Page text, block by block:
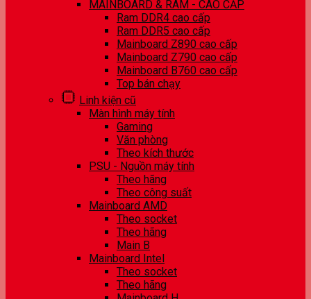
MAINBOARD & RAM - CAO CẤP
Ram DDR4 cao cấp
Ram DDR5 cao cấp
Mainboard Z890 cao cấp
Mainboard Z790 cao cấp
Mainboard B760 cao cấp
Top bán chạy
Linh kiện cũ
Màn hình máy tính
Gaming
Văn phòng
Theo kích thước
PSU - Nguồn máy tính
Theo hãng
Theo công suất
Mainboard AMD
Theo socket
Theo hãng
Main B
Mainboard Intel
Theo socket
Theo hãng